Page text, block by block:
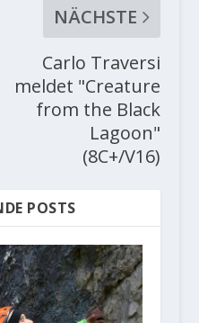
NÄCHSTE
Carlo Traversi
meldet "Creature
from the Black
Lagoon"
(8C+/V16)
POSTS